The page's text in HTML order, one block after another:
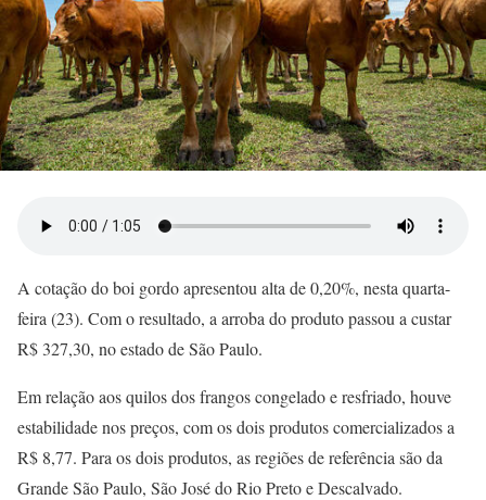
A cotação do boi gordo apresentou alta de 0,20%, nesta quarta-
feira (23). Com o resultado, a arroba do produto passou a custar
R$ 327,30, no estado de São Paulo.
Em relação aos quilos dos frangos congelado e resfriado, houve
estabilidade nos preços, com os dois produtos comercializados a
R$ 8,77. Para os dois produtos, as regiões de referência são da
Grande São Paulo, São José do Rio Preto e Descalvado.